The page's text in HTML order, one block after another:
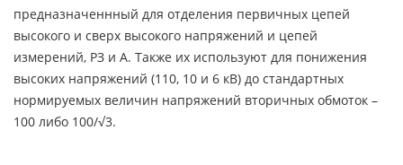
предназначеннный для отделения первичных цепей
высокого и сверх высокого напряжений и цепей
измерений, РЗ и А. Также их используют для понижения
высоких напряжений (110, 10 и 6 кВ) до стандартных
нормируемых величин напряжений вторичных обмоток –
100 либо 100/√3.